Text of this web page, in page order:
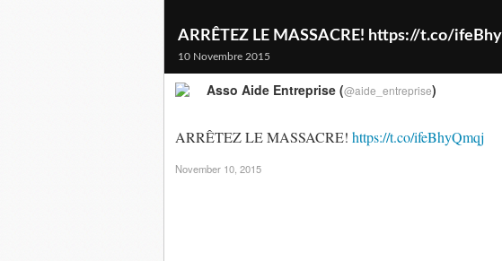
ARRÊTEZ LE MASSACRE! https://t.co/
10 Novembre 2015
ARRÊTEZ LE MASSACRE! https://t.co/ifeBhyQmqj
Asso Aide Entreprise (@aide_entreprise)
November 10, 2015